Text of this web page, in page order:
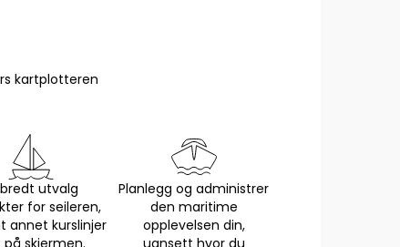
kartplotteren
utvalg
for seileren,
annet kurslinjer
skjermen.
Planlegg og administrer
den maritime
opplevelsen din,
uansett hvor du